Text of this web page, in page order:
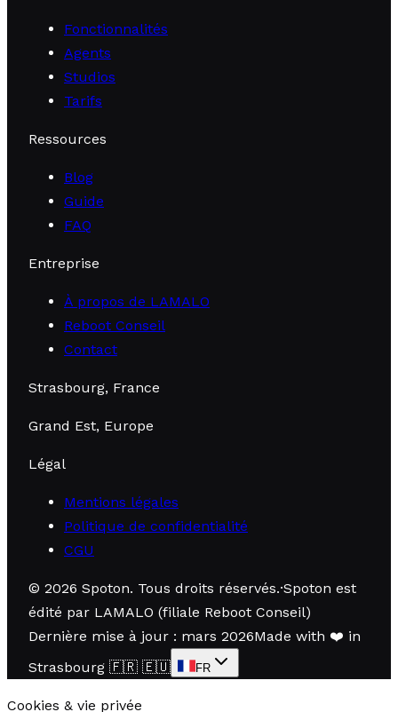
Fonctionnalités
Agents
Studios
Tarifs
Ressources
Blog
Guide
FAQ
Entreprise
À propos de LAMALO
Reboot Conseil
Contact
Strasbourg, France
Grand Est, Europe
Légal
Mentions légales
Politique de confidentialité
CGU
© 2026 Spoton. Tous droits réservés.·Spoton est
édité par LAMALO (filiale Reboot Conseil)
Dernière mise à jour : mars 2026Made with ❤️ in
Strasbourg 🇫🇷 🇪🇺 FR
Cookies & vie privée